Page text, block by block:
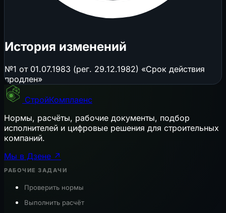
История изменений
№1 от 01.07.1983 (рег. 29.12.1982) «Срок действия
продлен»
СтройКомплаенс
Нормы, расчёты, рабочие документы, подбор
исполнителей и цифровые решения для строительных
компаний.
Мы в Дзене ↗
РАБОЧИЕ ЗАДАЧИ
Проверить нормы
Выполнить расчёт